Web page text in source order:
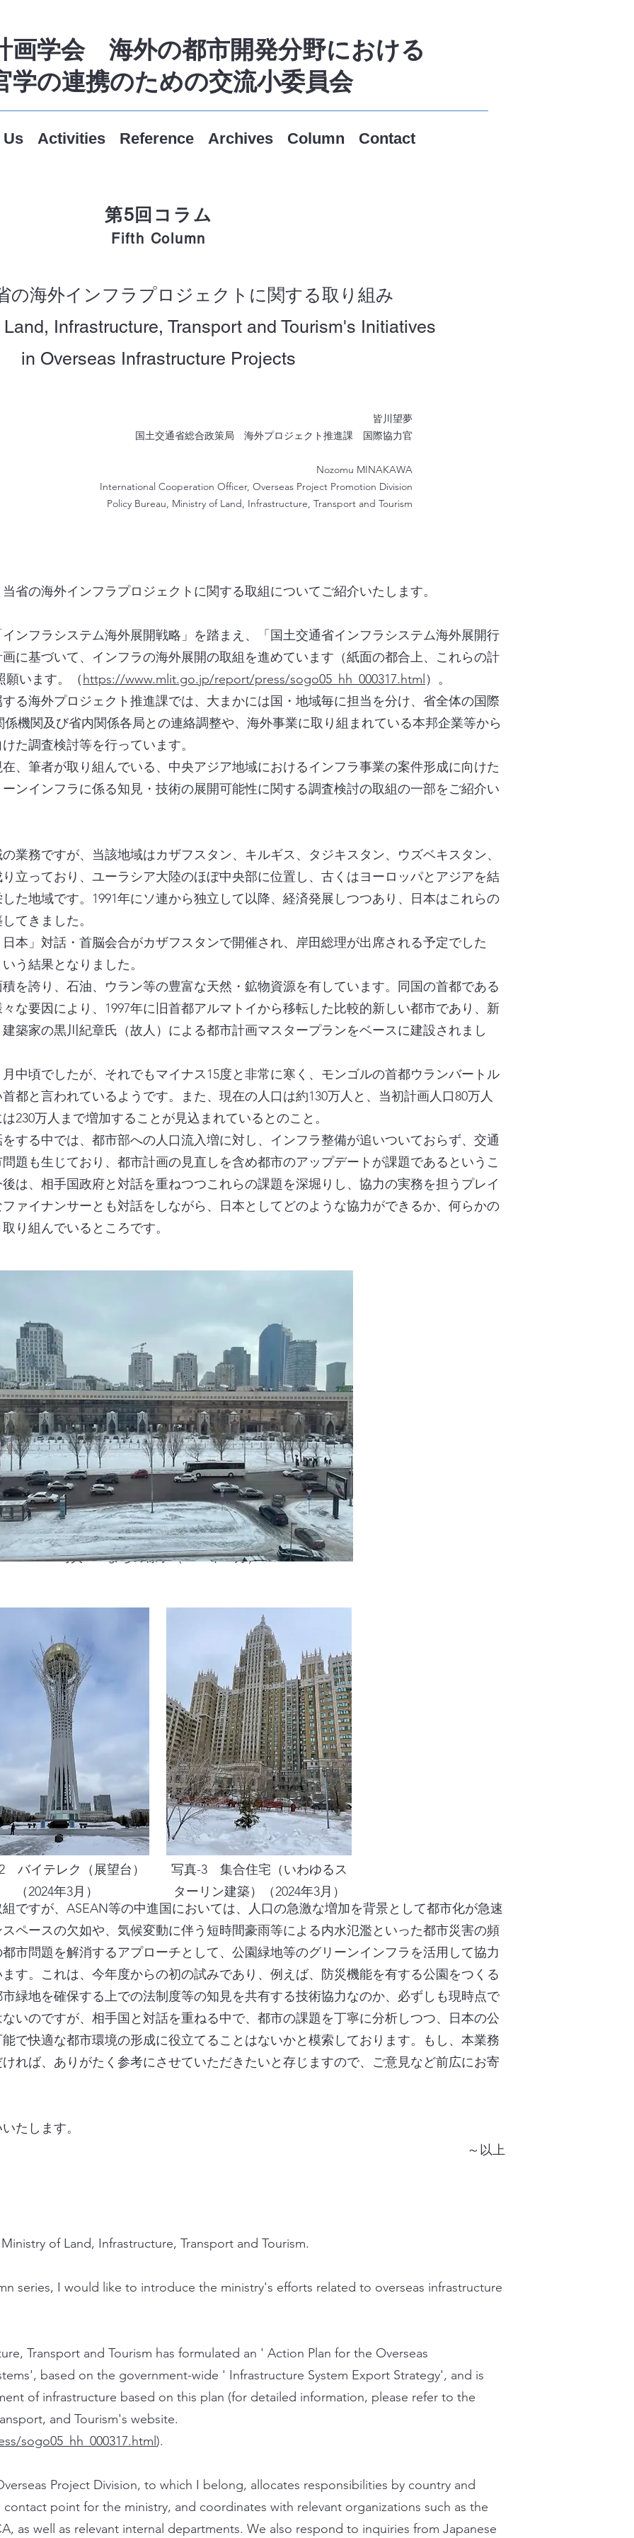
画学会 海外の都市開発分野における
学の連携のための交流小委員会
Activities Reference Archives Column Contact
第5回コラム
Fifth Column
の海外インフラプロジェクトに関する取り組み
Infrastructure, Transport and Tourism's Initiatives
in Overseas Infrastructure Projects
皆川望夢
国土交通省総合政策局 海外プロジェクト推進課 国際協力官
Nozomu MINAKAWA
International Cooperation Officer, Overseas Project Promotion Division
Policy Bureau, Ministry of Land, Infrastructure, Transport and Tourism
の海外インフラプロジェクトに関する取組についてご紹介いたします。
フラシステム海外展開戦略」を踏まえ、「国土交通省インフラシステム海外展開行
に基づいて、インフラの海外展開の取組を進めています（紙面の都合上、これらの計
願います。（ https://www.mlit.go.jp/report/press/sogo05_hh_000317.html ）。
海外プロジェクト推進課では、大まかには国・地域毎に担当を分け、省全体の国際
機関及び省内関係各局との連絡調整や、海外事業に取り組まれている本邦企業等から
た調査検討等を行っています。
、筆者が取り組んでいる、中央アジア地域におけるインフラ事業の案件形成に向けた
ンインフラに係る知見・技術の展開可能性に関する調査検討の取組の一部をご紹介い
務ですが、当該地域はカザフスタン、キルギス、タジキスタン、ウズベキスタン、
立っており、ユーラシア大陸のほぼ中央部に位置し、古くはヨーロッパとアジアを結
た地域です。1991年にソ連から独立して以降、経済発展しつつあり、日本はこれらの
てきました。
」対話・首脳会合がカザフスタンで開催され、岸田総理が出席される予定でした
う結果となりました。
誇り、石油、ウラン等の豊富な天然・鉱物資源を有しています。同国の首都である
な要因により、1997年に旧首都アルマトイから移転した比較的新しい都市であり、新
築家の黒川紀章氏（故人）による都市計画マスタープランをベースに建設されまし
頃でしたが、それでもマイナス15度と非常に寒く、モンゴルの首都ウランバートル
都と言われているようです。また、現在の人口は約130万人と、当初計画人口80万人
230万人まで増加することが見込まれているとのこと。
る中では、都市部への人口流入増に対し、インフラ整備が追いついておらず、交通
題も生じており、都市計画の見直しを含め都市のアップデートが課題であるというこ
は、相手国政府と対話を重ねつつこれらの課題を深堀りし、協力の実務を担うプレイ
ァイナンサーとも対話をしながら、日本としてどのような協力ができるか、何らかの
り組んでいるところです。
写真-1 まちの様子（2024年３月）
すが、ASEAN等の中進国においては、人口の急激な増加を背景として都市化が急速
ペースの欠如や、気候変動に伴う短時間豪雨等による内水氾濫といった都市災害の頻
市問題を解消するアプローチとして、公園緑地等のグリーンインフラを活用して協力
す。これは、今年度からの初の試みであり、例えば、防災機能を有する公園をつくる
緑地を確保する上での法制度等の知見を共有する技術協力なのか、必ずしも現時点で
いのですが、相手国と対話を重ねる中で、都市の課題を丁寧に分析しつつ、日本の公
で快適な都市環境の形成に役立てることはないかと模索しております。もし、本業務
れば、ありがたく参考にさせていただきたいと存じますので、ご意見など前広にお寄
たします。
～以上
バイテレク（展望台）
（2024年3月）
写真-3 集合住宅（いわゆるス
ターリン建築）（2024年3月）
of Land, Infrastructure, Transport and Tourism.
I would like to introduce the ministry's efforts related to overseas infrastructure
Transport and Tourism has formulated an ' Action Plan for the Overseas
based on the government-wide ' Infrastructure System Export Strategy', and is
of infrastructure based on this plan (for detailed information, please refer to the
and Tourism's website.
sogo05_hh_000317.html ).
Project Division, to which I belong, allocates responsibilities by country and
point for the ministry, and coordinates with relevant organizations such as the
as well as relevant internal departments. We also respond to inquiries from Japanese